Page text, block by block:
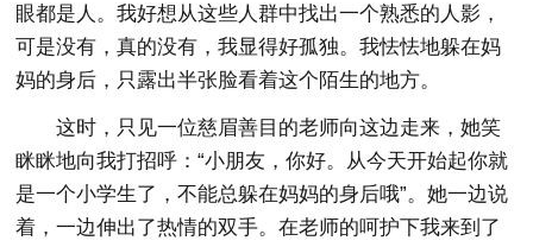
眼都是人。我好想从这些人群中找出一个熟悉的人影，
可是没有，真的没有，我显得好孤独。我怯怯地躲在妈
妈的身后，只露出半张脸看着这个陌生的地方。
这时，只见一位慈眉善目的老师向这边走来，她笑
眯眯地向我打招呼：“小朋友，你好。从今天开始起你就
是一个小学生了，不能总躲在妈妈的身后哦”。她一边说
着，一边伸出了热情的双手。在老师的呵护下我来到了